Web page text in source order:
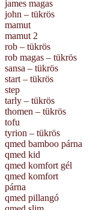
james magas
john – tükrös
mamut
mamut 2
rob – tükrös
rob magas – tükrös
sansa – tükrös
start – tükrös
step
tarly – tükrös
thomen – tükrös
tofu
tyrion – tükrös
qmed bamboo párna
qmed kid
qmed komfort gél
qmed komfort
párna
qmed pillangó